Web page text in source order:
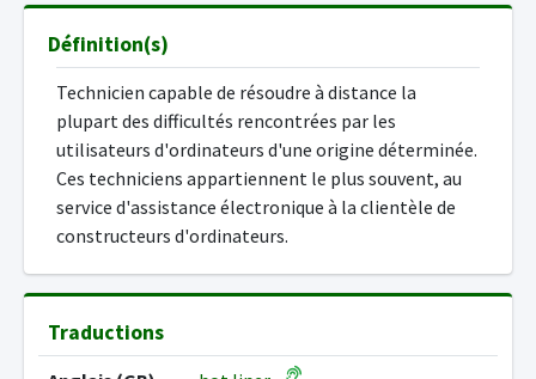
Définition(s)
Technicien capable de résoudre à distance la
plupart des difficultés rencontrées par les
utilisateurs d'ordinateurs d'une origine déterminée.
Ces techniciens appartiennent le plus souvent, au
service d'assistance électronique à la clientèle de
constructeurs d'ordinateurs.
Traductions